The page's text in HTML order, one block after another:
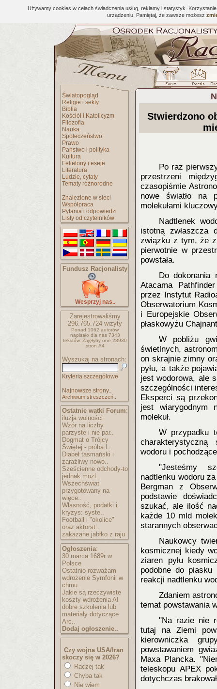
Używamy cookies w celach świadczenia usług, reklamy i statystyk.
urządzeniu. Pamiętaj, że zawsze możesz
Światopogląd
Religie i sekty
Biblia
Kościół i Katolicyzm
Filozofia
Nauka
Społeczeństwo
Prawo
Państwo i polityka
Kultura
Felietony i eseje
Literatura
Ludzie, cytaty
Tematy różnorodne
Znalezione w sieci
Współpraca
Pytania i odpowiedzi
Listy od czytelników
Fundusz Racjonalisty
Wesprzyj nas..
Zarejestrowaliśmy
296.765.724 wizyty
Ponad 1062 autorów
napisało dla nas 7343
tekstów. Zajęłyby one 28930
stron A4
Wyszukaj na stronach:
Kryteria szczegółowe
Najnowsze strony..
Archiwum streszczeń..
Ostatnie wątki Forum:
iluzja wolności
Wzór na liczby
parzyste i nie par..
Dogmat o Trójcy
Świętej - próba l..
Diabeł tasmański i
zaraźliwy nowo..
Sześcienne odchody-to
jednak możl..
Wszechświat
przygotowany na
więce..
Własność, podatki i
kryzys: syste..
Football i "okolice"
oraz aktorst..
zakazane jabłko z raju
Ogłoszenia:
30 marca 1689r w
Polsce
Ostatnio rozważam
wdrożenie Symfonii w
chmu..
Jakie są rzeczywiste
koszty wdrożenia AI
dobre szkolenia lub
materiały dotyczące
Arc..
Dodaj ogłoszenie..
Czy wojna USA/Iran
skoczy się w 2026?
Raczej tak
Chyba tak
Nie wiem
Stwierdzono
Po raz
przestrzeni
czasopiśmie
nowe światło na
molekułami
Nadtlenek
istotną
związku z tym, że
pierwotnie w
powstała.
Do dokonania
Atacama
przez Instytut
Obserwatorium
i Europejskie
płaskowyżu
W pobliżu
świetlnych,
on skrajnie zimny
pyłu, a także
jest wodorowa, ale
szczególności
Eksperci są
jest wiarygodnym
molekuł.
W przypadku
charakterystyczną
wodoru i
"Jesteśmy
nadtlenku wodoru
Bergman z
podstawie
szukać, ale ilość
każde 10 mld
starannych
Naukowcy
kosmicznej kiedy
ziaren pyłu
podobne do
reakcji nadtlenku
Zdaniem
temat powstawania
"Na razie nie
tutaj na Ziemi
kierowniczka
powstawaniem
Maxa Plancka.
teleskopu APEX
dotychczas